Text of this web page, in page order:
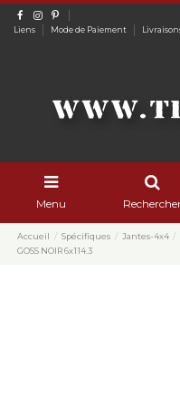
Liens Mode de Paiement
Menu
Accueil Spécifiques Jantes-4x4
GOSS NOIR 6x114.3